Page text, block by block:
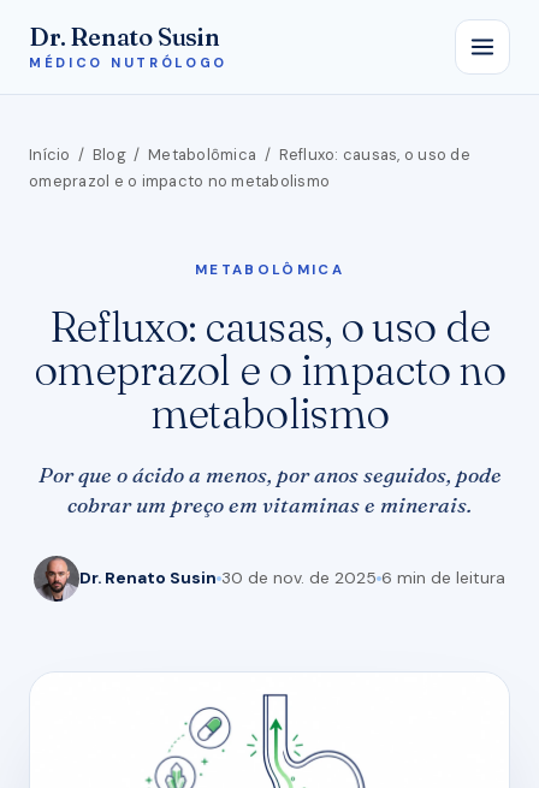
Dr. Renato Susin
MÉDICO NUTRÓLOGO
Início / Blog/ Metabolômica / Refluxo: causas, o uso de
omeprazol e o impacto no metabolismo
METABOLÔMICA
Refluxo: causas, o uso de
omeprazol e o impacto no
metabolismo
Por que o ácido a menos, por anos seguidos, pode
cobrar um preço em vitaminas e minerais.
Dr. Renato Susin 30 de nov. de 2025 6 min de leitura